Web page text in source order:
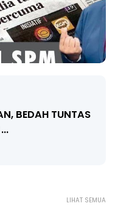
KETUA
LIHAT SEMUA